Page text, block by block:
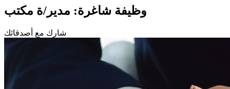
وظيفة شاغرة: مدير/ة مكتب
شارك مع أصدقائك